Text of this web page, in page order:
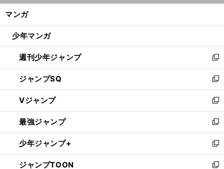
ン
ウ
開
く
マンガ
少年マンガ
週刊少年ジャンプ
新
し
い
ウ
ィ
ン
ド
ウ
で
開
く
ジャンプSQ
新
し
い
ウ
ィ
ン
ド
ウ
で
Vジャンプ
新
し
い
ウ
ィ
ン
ド
最強ジャンプ
新
し
い
ウ
ィ
少年ジャンプ+
新
し
い
ジャンプTOON
新